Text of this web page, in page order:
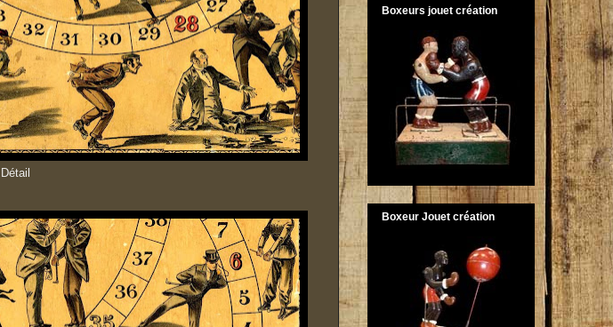
Détail
Boxeurs jouet création
Boxeur Jouet création